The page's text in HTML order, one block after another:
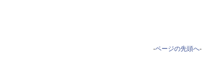
-ページの先頭へ-